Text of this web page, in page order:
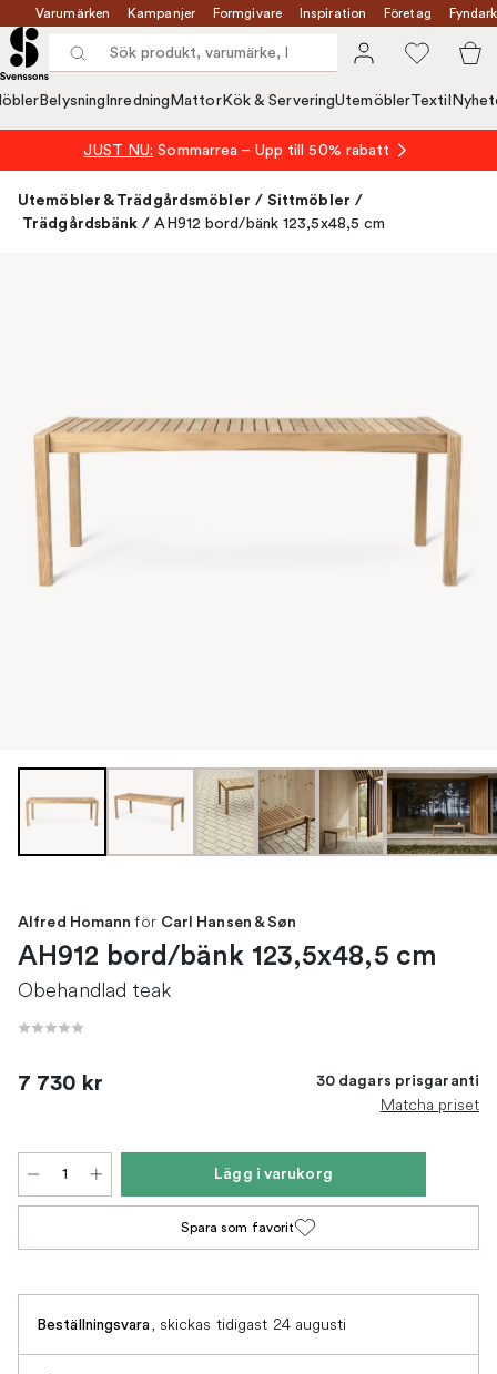
Varumärken Kampanjer Formgivare Inspiration Företag
Belysning Inredning MattorKök & ServeringUtemöblerTextil
JUST NU: Sommarrea – Upp till 50% rabatt
Utemöbler & Trädgårdsmöbler / Sittmöbler /
Trädgårdsbänk / AH912 bord/bänk 123,5x48,5 cm
Alfred Homann för Carl Hansen & Søn
AH912 bord/bänk 123,5x48,5 cm
Obehandlad teak
7 730 kr 30 dagars prisgaranti
Matcha priset
Lägg i varukorg
Spara som favorit
Beställningsvara, skickas tidigast 24 augusti